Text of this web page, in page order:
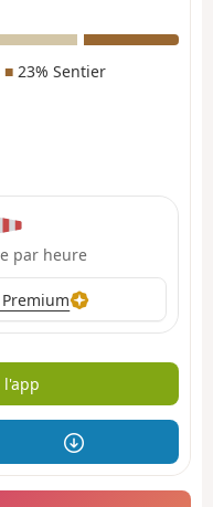
■23% Sentier
par heure